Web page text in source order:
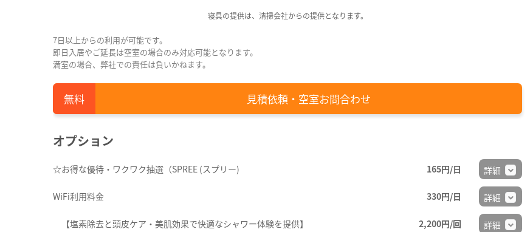
寝具の提供は、清掃会社からの提供となります。
7日以上からの利用が可能です。
即日入居やご延長は空室の場合のみ対応可能となります。
満室の場合、弊社での責任は負いかねます。
見積依頼・空室お問合わせ
オプション
☆お得な優待・ワクワク抽選（SPREE (スプリー) 165円/日 詳細
WiFi利用料金 330円/日 詳細
【塩素除去と頭皮ケア・美肌効果で快適なシャワー体験を提供】 2,200円/回 詳細